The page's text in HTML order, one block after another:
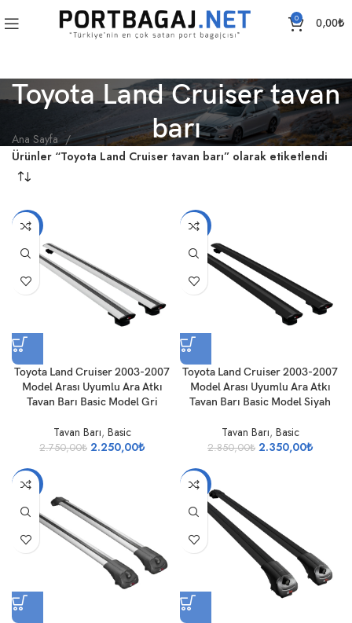
0 0,00₺
Toyota Land Cruiser tavan
barı
Ana Sayfa
Ürünler “Toyota Land Cruiser tavan barı” olarak etiketlendi
-18%
Toyota Land Cruiser 2003-2007
Model Arası Uyumlu Ara Atkı
Tavan Barı Basic Model Gri
Tavan Barı, Basic
2.750,00₺ 2.250,00₺
-18%
Toyota Land Cruiser 2003-2007
Model Arası Uyumlu Ara Atkı
Tavan Barı Basic Model Siyah
Tavan Barı, Basic
2.850,00₺ 2.350,00₺
-17% -16%